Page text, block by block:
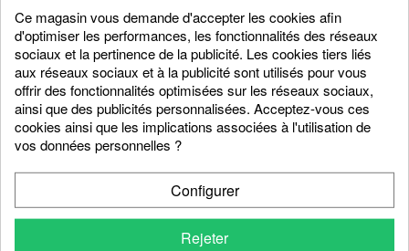
 AJOUTER AU PANIER favorite_border
Partager
Toi, une reine des garces ? Ce
produit va te faire briller !
Ce magasin vous demande d'accepter les cookies afin
d'optimiser les performances, les fonctionnalités des réseaux
sociaux et la pertinence de la publicité. Les cookies tiers liés
aux réseaux sociaux et à la publicité sont utilisés pour vous
offrir des fonctionnalités optimisées sur les réseaux sociaux,
ainsi que des publicités personnalisées. Acceptez-vous ces
cookies ainsi que les implications associées à l'utilisation de
vos données personnelles ?
Configurer
Rejeter